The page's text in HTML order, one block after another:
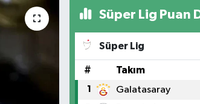
Süper Lig Puan
Süper Lig
# Takım
1 Galatasaray